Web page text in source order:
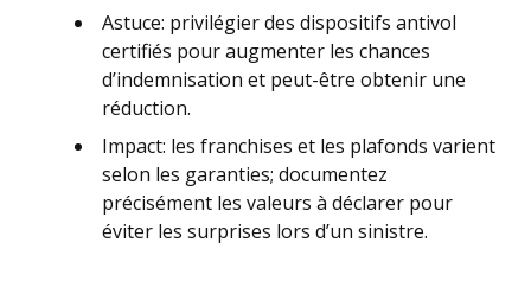
Astuce: privilégier des dispositifs antivol
certifiés pour augmenter les chances
d’indemnisation et peut-être obtenir une
réduction.
Impact: les franchises et les plafonds varient
selon les garanties; documentez
précisément les valeurs à déclarer pour
éviter les surprises lors d’un sinistre.